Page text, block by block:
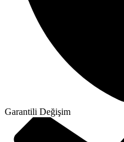
Garantili Değişim